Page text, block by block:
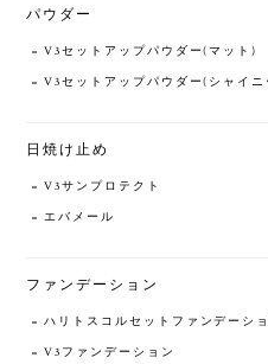
パウダー
V3セットアップパウダー(マット)
V3セットアップパウダー(シャイニ
日焼け止め
V3サンプロテクト
エバメール
ファンデーション
ハリトスコルセットファンデーシ
V3ファンデーション